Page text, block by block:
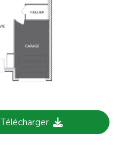
Télécharger